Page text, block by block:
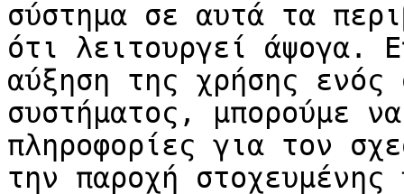
σύστημα σε αυτά τα
ότι λειτουργεί άψογα.
αύξηση της χρήσης ενός
συστήματος, μπορούμε
πληροφορίες για τον